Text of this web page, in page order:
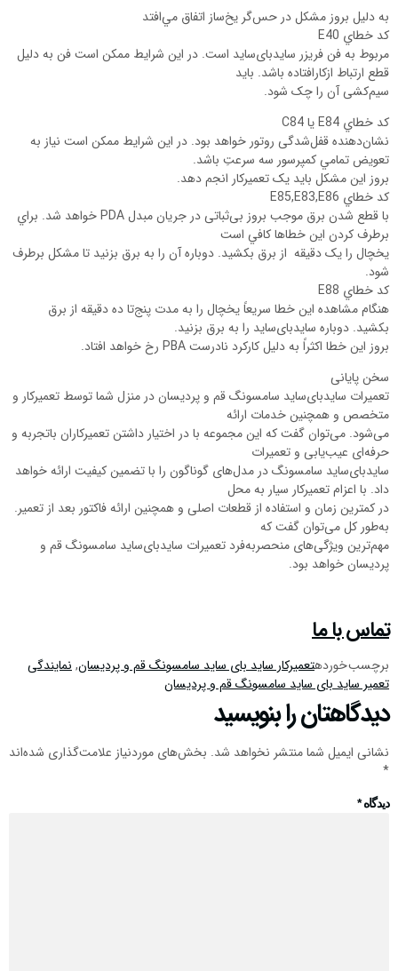
به دليل بروز مشکل در حس‌گر یخ‌ساز اتفاق مي‌افتد
کد خطاي E40
مربوط به فن فريزر سایدبای‌ساید است. در این شرایط ممکن است فن به دليل
قطع ارتباط ازکارافتاده باشد. باید
سیم‌کشی آن را چک شود.
کد خطاي E84 يا C84
نشان‌دهنده قفل‌شدگی روتور خواهد بود. در این شرایط ممکن است نياز به
تعويض تمامي کمپرسور سه سرعتِ باشد.
بروز این مشکل باید يک تعميرکار انجم دهد.
کد خطاي E85,E83,E86
با قطع شدن برق موجب بروز بی‌ثباتی در جريان مبدل PDA خواهد شد. براي
برطرف کردن اين خطاها کافي است
يخچال را يک دقيقه از برق بکشيد. دوباره آن را به برق بزنيد تا مشکل برطرف
شود.
کد خطاي E88
هنگام مشاهده اين خطا سریعاً يخچال را به مدت پنج‌تا ده دقیقه از برق
بکشيد. دوباره سایدبای‌ساید را به برق بزنيد.
بروز اين خطا اکثراً به دليل کارکرد نادرست PBA رخ خواهد افتاد.
سخن پایانی
تعمیرات سایدبای‌ساید سامسونگ قم و پردیسان در منزل شما توسط تعمیرکار و
متخصص و همچنین خدمات ارائه
می‌شود. می‌توان گفت که این مجموعه با در اختیار داشتن تعمیرکاران باتجربه و
حرفه‌ای عیب‌یابی و تعمیرات
سایدبای‌ساید سامسونگ در مدل‌های گوناگون را با تضمین کیفیت ارائه خواهد
داد. با اعزام تعمیرکار سیار به محل
در کمترین زمان و استفاده از قطعات اصلی و همچنین ارائه فاکتور بعد از تعمیر.
به‌طور کل می‌توان گفت که
مهم‌ترین ویژگی‌های منحصربه‌فرد تعمیرات سایدبای‌ساید سامسونگ قم و
پردیسان خواهد بود.
تماس با ما
برچسب خوردهتعمیرکار ساید بای ساید سامسونگ قم و پردیسان,نمایندگی
تعمیر ساید بای ساید سامسونگ قم و پردیسان
دیدگاهتان را بنویسید
نشانی ایمیل شما منتشر نخواهد شد. بخش‌های موردنیاز علامت‌گذاری شده‌اند
*
دیدگاه*